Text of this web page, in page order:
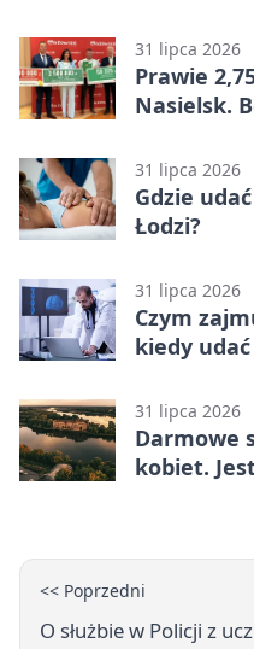
31 lipca 2026
Prawie
Nasielsk.
31 lipca 2026
Gdzie
Łodzi?
31 lipca 2026
Czym
kiedy
31 lipca 2026
Darmowe
kobiet.
<< Poprzedni
O służbie w Policji z